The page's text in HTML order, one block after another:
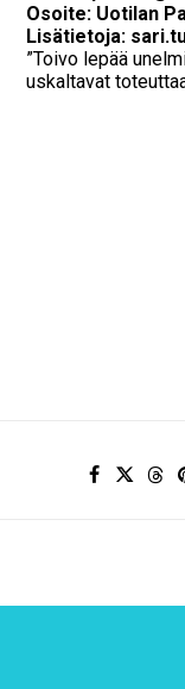
Osoite: Uotilan
Lisätietoja:
”Toivo lepää
uskaltavat